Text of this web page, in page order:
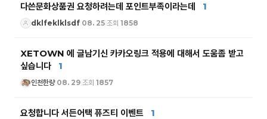
다쓴문화상품권 요청하려는데 포인트부족이라는데 1
dklfeklklsdf 08. 25 조회 1858
XETOWN 에 글남기신 카카오링크 적용에 대해서 도움좀 받고
싶습니다
1
인천한량| 08. 29 조회 1857
요청합니다 서든어택 퓨즈티 이벤트 1